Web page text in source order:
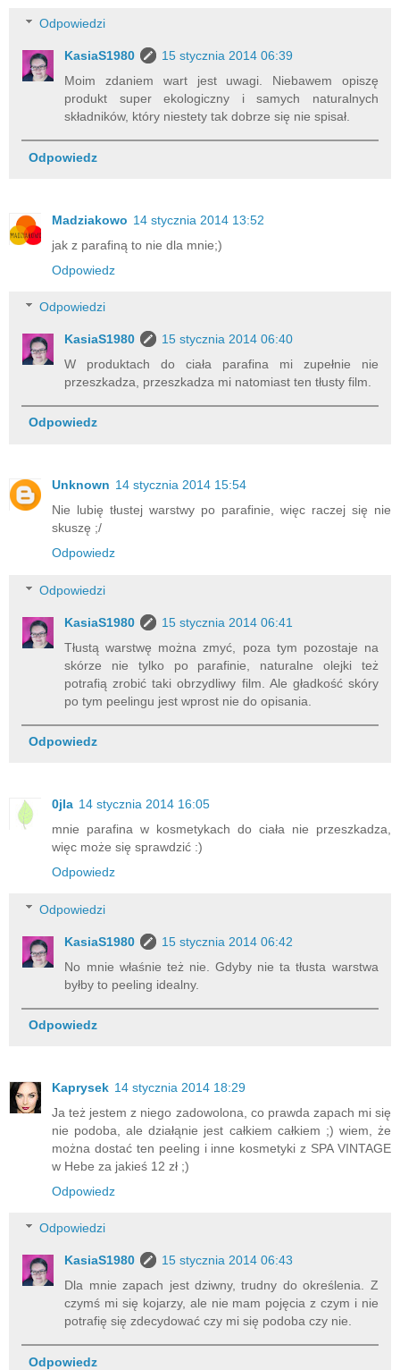
Odpowiedzi
KasiaS1980
15 stycznia 2014 06:39
Moim zdaniem wart jest uwagi. Niebawem opiszę
produkt super ekologiczny i samych naturalnych
składników, który niestety tak dobrze się nie spisał.
Odpowiedz
Madziakowo 14 stycznia 2014 13:52
jak z parafiną to nie dla mnie;)
Odpowiedz
Odpowiedzi
KasiaS1980
15 stycznia 2014 06:40
W produktach do ciała parafina mi zupełnie nie
przeszkadza, przeszkadza mi natomiast ten tłusty film.
Odpowiedz
Unknown 14 stycznia 2014 15:54
Nie lubię tłustej warstwy po parafinie, więc raczej się nie
skuszę ;/
Odpowiedz
Odpowiedzi
KasiaS1980
15 stycznia 2014 06:41
Tłustą warstwę można zmyć, poza tym pozostaje na
skórze nie tylko po parafinie, naturalne olejki też
potrafią zrobić taki obrzydliwy film. Ale gładkość skóry
po tym peelingu jest wprost nie do opisania.
Odpowiedz
0jla 14 stycznia 2014 16:05
mnie parafina w kosmetykach do ciała nie przeszkadza,
więc może się sprawdzić :)
Odpowiedz
Odpowiedzi
KasiaS1980
15 stycznia 2014 06:42
No mnie właśnie też nie. Gdyby nie ta tłusta warstwa
byłby to peeling idealny.
Odpowiedz
Kaprysek 14 stycznia 2014 18:29
Ja też jestem z niego zadowolona, co prawda zapach mi się
nie podoba, ale działąnie jest całkiem całkiem ;) wiem, że
można dostać ten peeling i inne kosmetyki z SPA VINTAGE
w Hebe za jakieś 12 zł ;)
Odpowiedz
Odpowiedzi
KasiaS1980
15 stycznia 2014 06:43
Dla mnie zapach jest dziwny, trudny do określenia. Z
czymś mi się kojarzy, ale nie mam pojęcia z czym i nie
potrafię się zdecydować czy mi się podoba czy nie.
Odpowiedz